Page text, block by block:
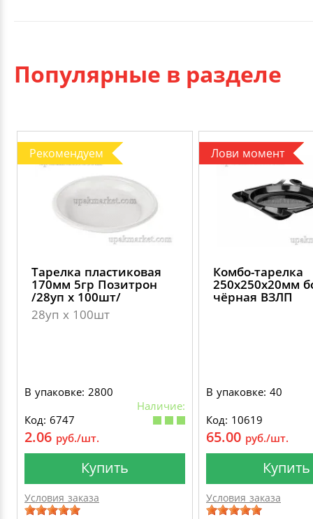
Популярные в разделе
Рекомендуем
Тарелка пластиковая
170мм 5гр Позитрон
/28уп х 100шт/
28уп х 100шт
В упаковке: 2800
Наличие:
Код: 6747
2.06 руб./шт.
Купить
Условия заказа
Лови момент
Комбо-тарелка
250х250х20мм
чёрная ВЗЛП
В упаковке: 40
Код: 10619
65.00 руб./шт.
Купить
Условия заказа